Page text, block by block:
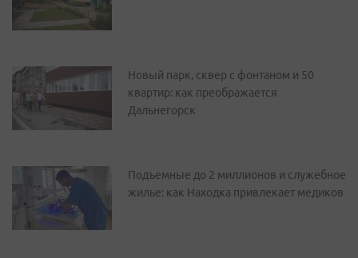
Новый парк, сквер с фонтаном и 50
квартир: как преображается
Дальнегорск
Подъемные до 2 миллионов и служебное
жилье: как Находка привлекает медиков